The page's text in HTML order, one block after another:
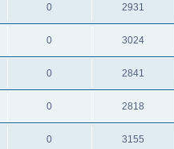
0 2931
0 3024
0 2841
0 2818
0 3155